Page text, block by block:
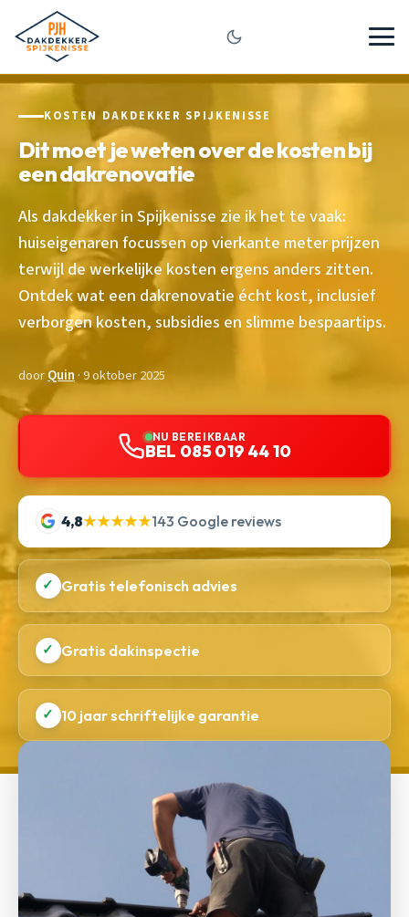
KOSTEN DAKDEKKER SPIJKENISSE
Dit moet je weten over de kosten bij
een dakrenovatie
Als dakdekker in Spijkenisse zie ik het te vaak:
huiseigenaren focussen op vierkante meter prijzen
terwijl de werkelijke kosten ergens anders zitten.
Ontdek wat een dakrenovatie écht kost, inclusief
verborgen kosten, subsidies en slimme bespaartips.
doorQuin · 9 oktober 2025
NU BEREIKBAAR
BEL 085 019 44 10
4,8★★★★★143 Google reviews
✓ Gratis telefonisch advies
✓ Gratis dakinspectie
✓ 10 jaar schriftelijke garantie